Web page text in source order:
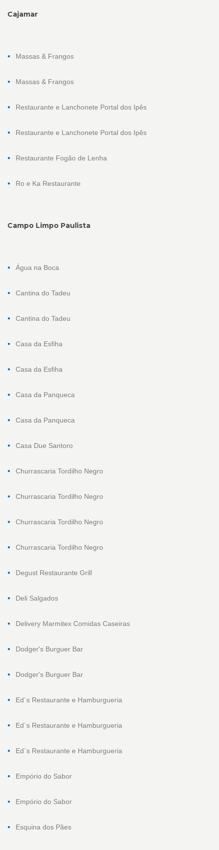
Cajamar
Massas & Frangos
Massas & Frangos
Restaurante e Lanchonete Portal dos Ipês
Restaurante e Lanchonete Portal dos Ipês
Restaurante Fogão de Lenha
Ro e Ka Restaurante
Campo Limpo Paulista
Água na Boca
Cantina do Tadeu
Cantina do Tadeu
Casa da Esfiha
Casa da Esfiha
Casa da Panqueca
Casa da Panqueca
Casa Due Santoro
Churrascaria Tordilho Negro
Churrascaria Tordilho Negro
Churrascaria Tordilho Negro
Churrascaria Tordilho Negro
Degust Restaurante Grill
Deli Salgados
Delivery Marmitex Comidas Caseiras
Dodger's Burguer Bar
Dodger's Burguer Bar
Ed´s Restaurante e Hamburgueria
Ed´s Restaurante e Hamburgueria
Ed´s Restaurante e Hamburgueria
Empório do Sabor
Empório do Sabor
Esquina dos Pães